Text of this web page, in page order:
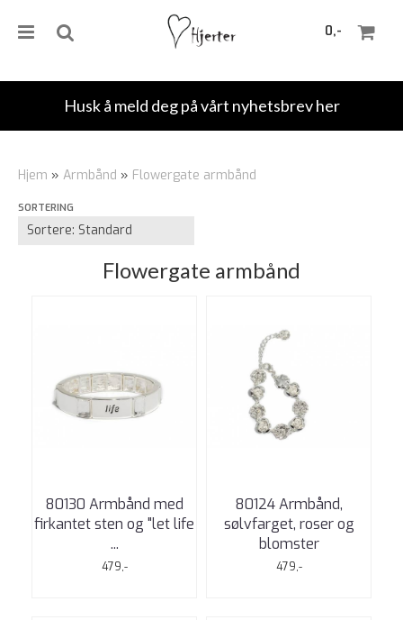
0,-
Husk å meld deg på vårt nyhetsbrev her
Hjem » Armbånd » Flowergate armbånd
SORTERING
Flowergate armbånd
80130 Armbånd med
firkantet sten og "let life
...
479,-
80124 Armbånd,
sølvfarget, roser og
blomster
479,-